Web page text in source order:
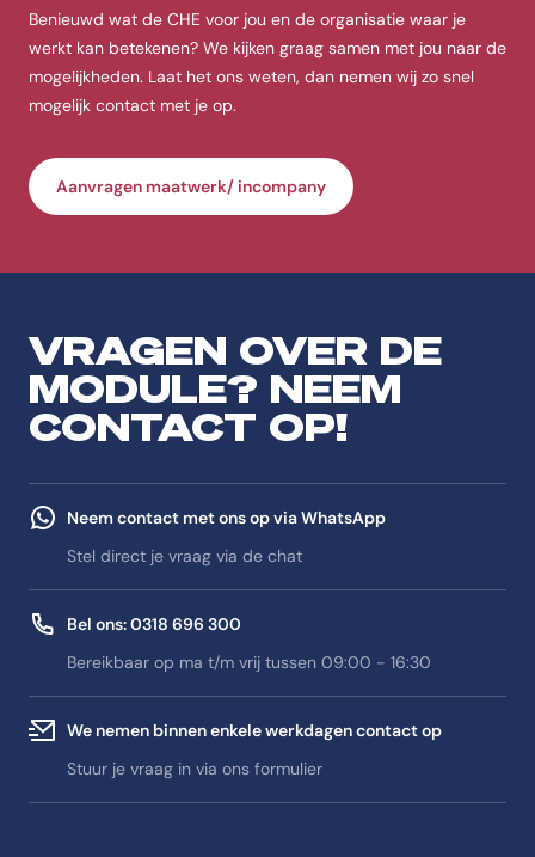
Benieuwd wat de CHE voor jou en de organisatie waar je
werkt kan betekenen? We kijken graag samen met jou naar de
mogelijkheden. Laat het ons weten, dan nemen wij zo snel
mogelijk contact met je op.
Aanvragen maatwerk/ incompany
VRAGEN OVER DE
MODULE? NEEM
CONTACT OP!
Neem contact met ons op via WhatsApp
Stel direct je vraag via de chat
Bel ons: 0318 696 300
Bereikbaar op ma t/m vrij tussen 09:00 - 16:30
We nemen binnen enkele werkdagen contact op
Stuur je vraag in via ons formulier